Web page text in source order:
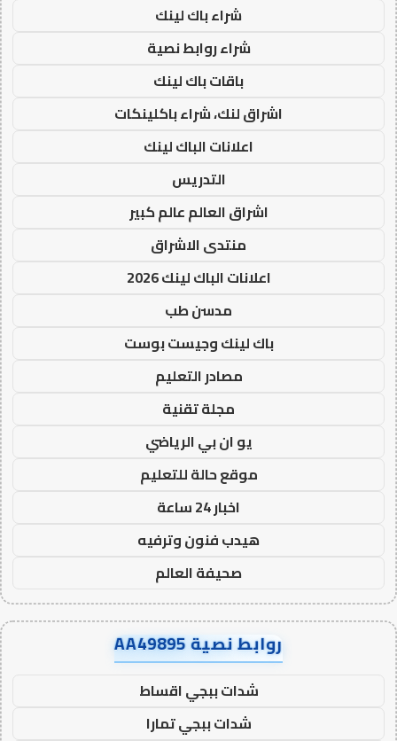
شراء باك لينك
شراء روابط نصية
باقات باك لينك
اشراق لنك، شراء باكلينكات
اعلانات الباك لينك
التدريس
اشراق العالم عالم كبير
منتدى الاشراق
اعلانات الباك لينك 2026
مدسن طب
باك لينك وجيست بوست
مصادر التعليم
مجلة تقنية
يو ان بي الرياضي
موقع حالة للتعليم
اخبار 24 ساعة
هيدب فنون وترفيه
صحيفة العالم
روابط نصية AA49895
شدات ببجي اقساط
شدات ببجي تمارا